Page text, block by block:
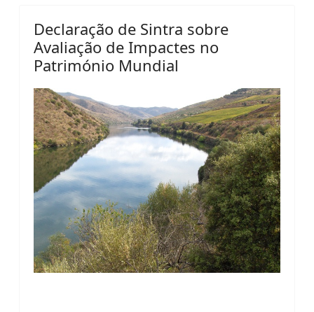
Declaração de Sintra sobre
Avaliação de Impactes no
Património Mundial